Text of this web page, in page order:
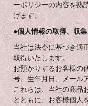
ーポリシーの内容を熟
げます。
●個人情報の取得、収
当社は法令に基づき適
取得いたします。
お預かりするお客様の
号、生年月日、メール
これらは、当社の商品
とともに、お客様個人